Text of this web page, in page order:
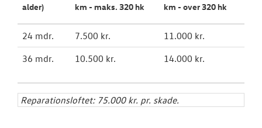
alder)
km - maks. 320 hk
km - over 320 hk
24 mdr. 7.500 kr.
11.000 kr.
36 mdr.
10.500 kr. 14.000 kr.
Reparationsloftet: 75.000 kr. pr. skade.